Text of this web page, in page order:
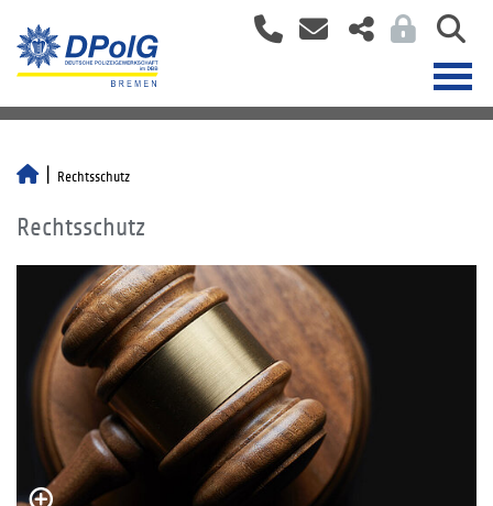
Rechtsschutz
Rechtsschutz